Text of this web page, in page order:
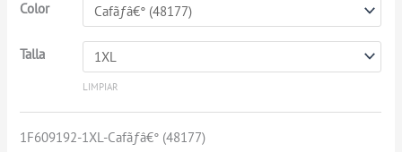
Color
Talla
LIMPIAR
1F609192-1XL-Cafãƒâ€° (48177)